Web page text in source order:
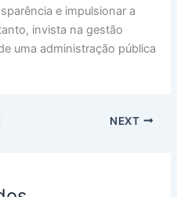
e impulsionar a
invista na gestão
uma administração pública
NEXT